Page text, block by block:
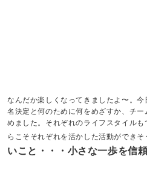
なんだか楽しくなってきましたよ〜。
名決定と何のために何をめざすか、チ
めました。それぞれのライフスタイル
らこそそれぞれを活かした活動ができそ
いこと・・・小さな一歩を信